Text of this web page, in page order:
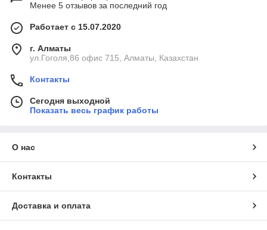
Менее 5 отзывов за последний год
Работает с 15.07.2020
г. Алматы
ул.Гоголя,86 офис 715, Алматы, Казахстан
Контакты
Сегодня выходной
Показать весь график работы
О нас
Контакты
Доставка и оплата